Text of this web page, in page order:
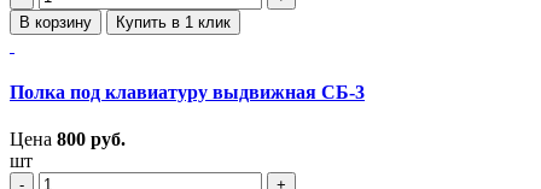
В корзину
Купить в 1 клик
Полка под клавиатуру выдвижная СБ-3
Цена 800 руб.
шт
‐
+